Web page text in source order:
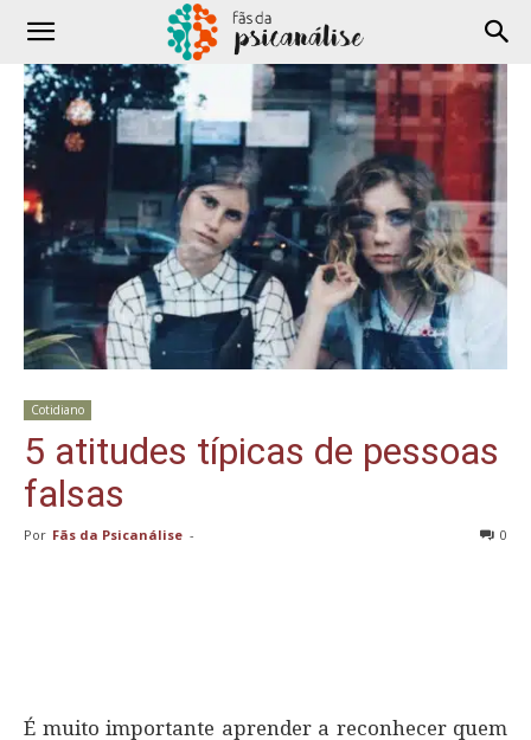
Cotidiano
5 atitudes típicas de pessoas
falsas
Por Fãs da Psicanálise - 0
É muito importante aprender a reconhecer quem